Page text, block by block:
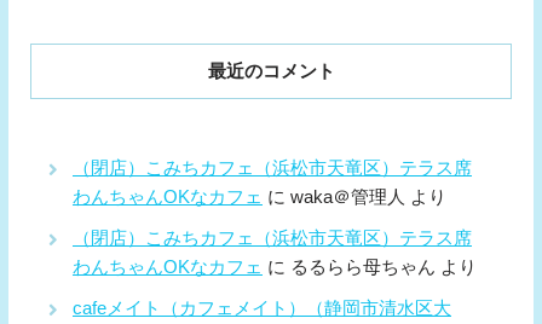
最近のコメント
（閉店）こみちカフェ（浜松市天竜区）テラス席
わんちゃんOKなカフェ に waka＠管理人 より
（閉店）こみちカフェ（浜松市天竜区）テラス席
わんちゃんOKなカフェ に るるらら母ちゃん より
cafeメイト（カフェメイト）（静岡市清水区大